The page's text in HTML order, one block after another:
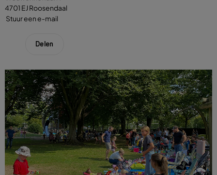
UITagenda
Fietsen
4701 EJ Roosendaal
Stuur een e-mail
Delen